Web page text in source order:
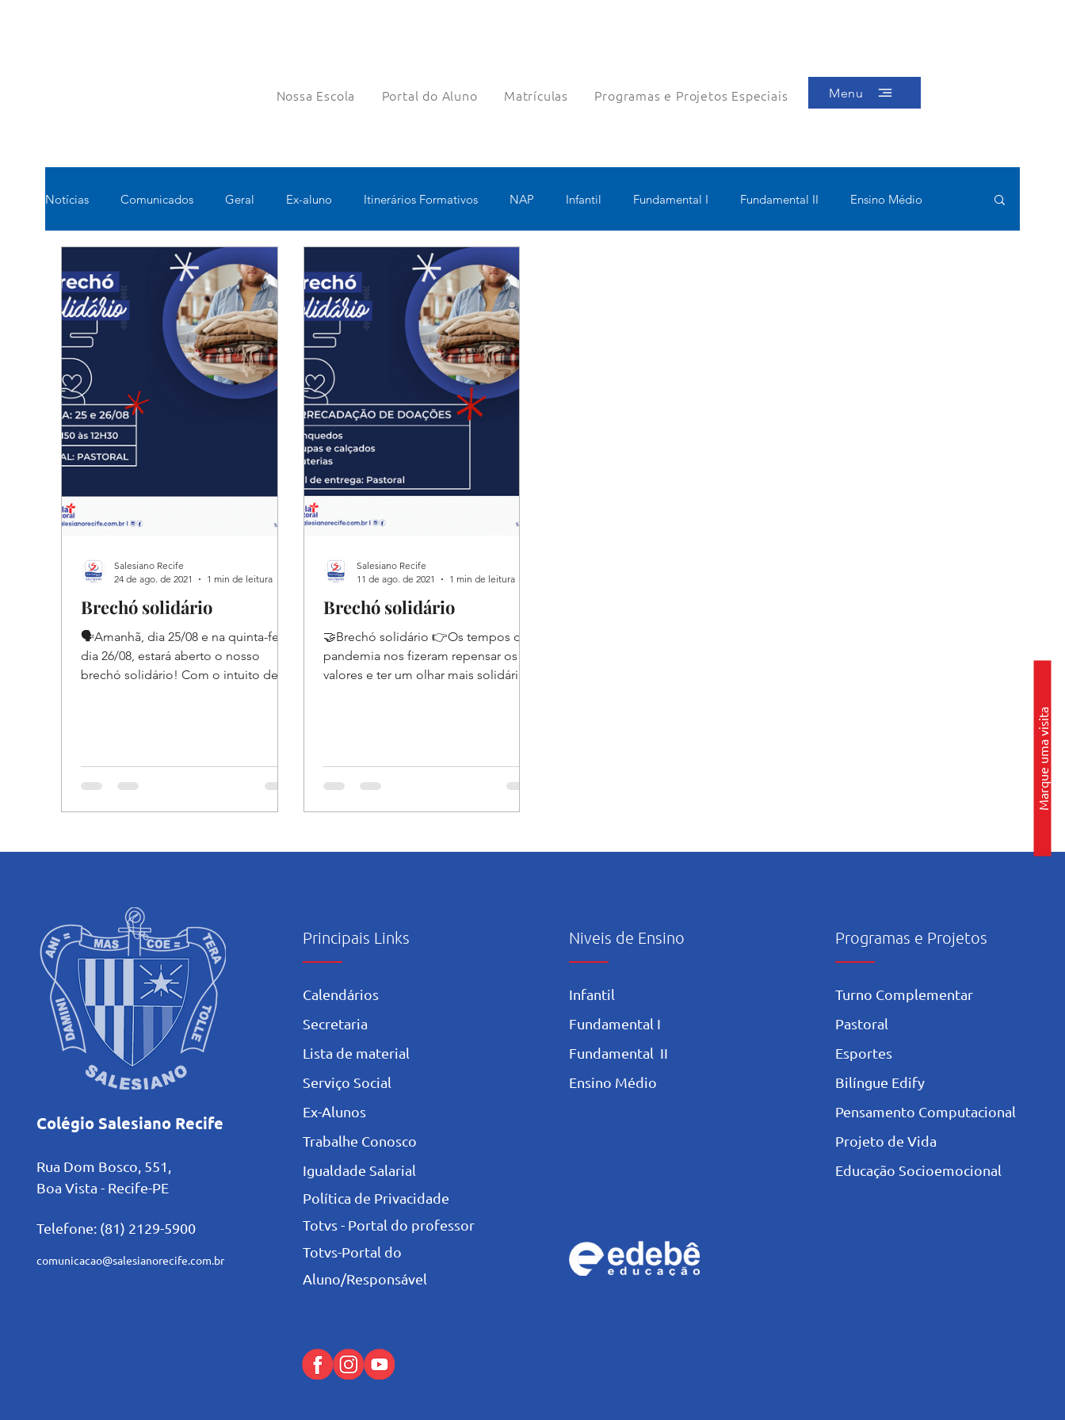
Nossa Escola Portal do Aluno Matrículas Programas e Projetos Especiais Menu
Marque uma visita
Notícias Comunicados Geral Ex-aluno Itinerários Formativos NAP Infantil Fundamental I Fundamental II Ensino Médio
Esportes Turno Integral Tecnologia Educacional Educomunicação
Pedagógico
Brechó solidário
🗣Amanhã, dia 25/08 e na quinta-feira
dia 26/08, estará aberto o nosso
brechó solidário! Com o intuito de
Salesiano Recife
24 de ago. de 2021
1 min de leitura
Brechó solidário
🤝Brechó solidário 👉Os tempos de
pandemia nos fizeram repensar os
valores e ter um olhar mais solidário
Salesiano Recife
11 de ago. de 2021
1 min de leitura
Colégio Salesiano Recife
Rua Dom Bosco, 551,
Boa Vista - Recife-PE
Telefone: (81) 2129-5900
comunicacao@salesianorecife.com.br
Principais Links
Calendários
Secretaria
L ista de material
Serviço Social
Ex-Alunos
Trabalhe Conosco
Igualdade Salarial
Política de Privacidade
Totvs - Portal do professor
Totvs-Portal do
Aluno/Responsável
Niveis de Ensino
Infantil
Fundamental I
Fundamental II
Ensino Médio
Programas e Projetos
Turno Complementar
Pastoral
Esportes
Bilíngue Edify
Pensamento Computacional
Projeto de Vida
Educação Socioemocional